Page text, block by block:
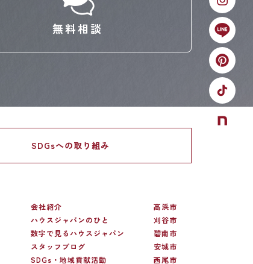
無料相談
SDGsへの取り組み
会社紹介
ハウスジャパンのひと
数字で見るハウスジャパン
スタッフブログ
SDGs・地域貢献活動
高浜市
刈谷市
碧南市
安城市
西尾市